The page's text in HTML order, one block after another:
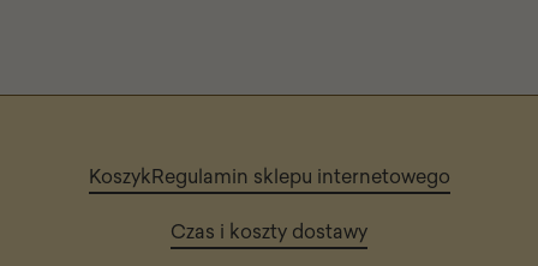
KoszykRegulamin sklepu internetowego
Czas i koszty dostawy